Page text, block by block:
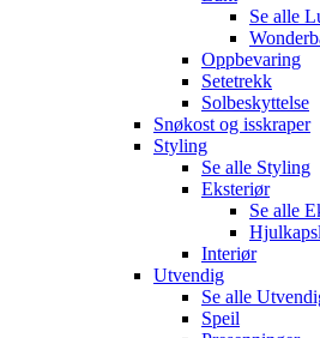
Se alle
Oppbevaring
Setetrekk
Solbeskyttelse
Snøkost og isskraper
Styling
Se alle Styling
Eksteriør
Se alle
Interiør
Utvendig
Se alle
Speil